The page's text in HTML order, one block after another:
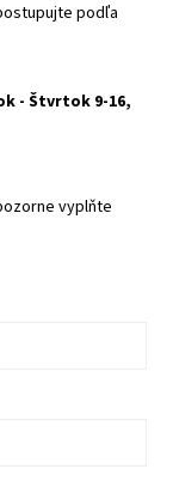
podľa
- Štvrtok 9-16,
vyplňte